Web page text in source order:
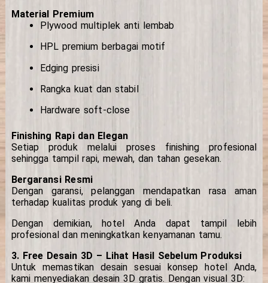
Material Premium
Plywood multiplek anti lembab
HPL premium berbagai motif
Edging presisi
Rangka kuat dan stabil
Hardware soft-close
Finishing Rapi dan Elegan
Setiap produk melalui proses finishing profesional
sehingga tampil rapi, mewah, dan tahan gesekan.
Bergaransi Resmi
Dengan garansi, pelanggan mendapatkan rasa aman
terhadap kualitas produk yang di beli.
Dengan demikian, hotel Anda dapat tampil lebih
profesional dan meningkatkan kenyamanan tamu.
3. Free Desain 3D – Lihat Hasil Sebelum Produksi
Untuk memastikan desain sesuai konsep hotel Anda,
kami menyediakan desain 3D gratis. Dengan visual 3D: